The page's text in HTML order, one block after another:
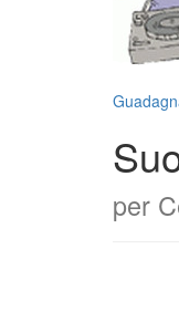
per